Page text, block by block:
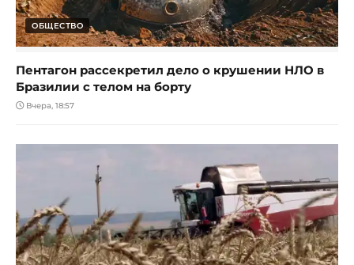
ОБЩЕСТВО
Пентагон рассекретил дело о крушении НЛО в
Бразилии с телом на борту
Вчера, 18:57